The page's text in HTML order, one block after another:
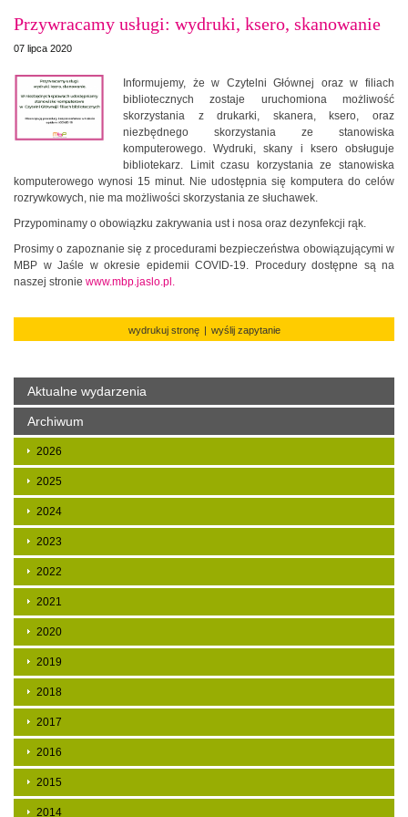
Przywracamy usługi: wydruki, ksero, skanowanie
07 lipca 2020
Informujemy, że w Czytelni Głównej oraz w filiach
bibliotecznych zostaje uruchomiona możliwość
skorzystania z drukarki, skanera, ksero, oraz
niezbędnego skorzystania ze stanowiska
komputerowego. Wydruki, skany i ksero obsługuje
bibliotekarz. Limit czasu korzystania ze stanowiska
komputerowego wynosi 15 minut. Nie udostępnia się komputera do celów
rozrywkowych, nie ma możliwości skorzystania ze słuchawek.
Przypominamy o obowiązku zakrywania ust i nosa oraz dezynfekcji rąk.
Prosimy o zapoznanie się z procedurami bezpieczeństwa obowiązującymi w
MBP w Jaśle w okresie epidemii COVID-19. Procedury dostępne są na
naszej stronie www.mbp.jaslo.pl.
wydrukuj stronę | wyślij zapytanie
Aktualne wydarzenia
Archiwum
2026
2025
2024
2023
2022
2021
2020
2019
2018
2017
2016
2015
2014